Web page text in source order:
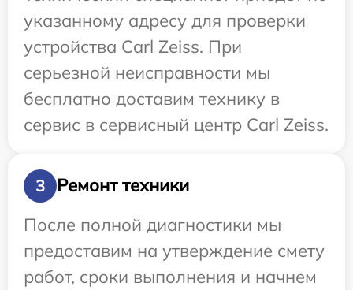
указанному адресу для проверки
устройства Carl Zeiss. При
серьезной неисправности мы
бесплатно доставим технику в
сервис в сервисный центр Carl Zeiss.
3
Ремонт техники
После полной диагностики мы
предоставим на утверждение смету
работ, сроки выполнения и начнем